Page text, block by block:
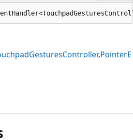
,PointerE